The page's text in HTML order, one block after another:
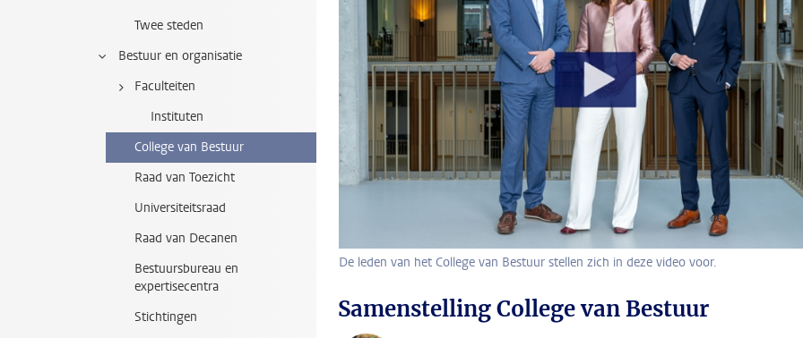
Twee steden
Bestuur en organisatie
Faculteiten
Instituten
College van Bestuur
Raad van Toezicht
Universiteitsraad
Raad van Decanen
Bestuursbureau en
expertisecentra
Stichtingen
De leden van het College van Bestuur stellen zich in deze video voor.
Samenstelling College van Bestuur